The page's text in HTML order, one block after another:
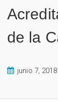
de la
junio 7, 2018